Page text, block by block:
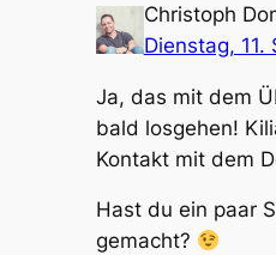
Christoph
Dienstag,
Ja, das mit dem
bald losgehen!
Kontakt mit dem
Hast du ein paar
gemacht?